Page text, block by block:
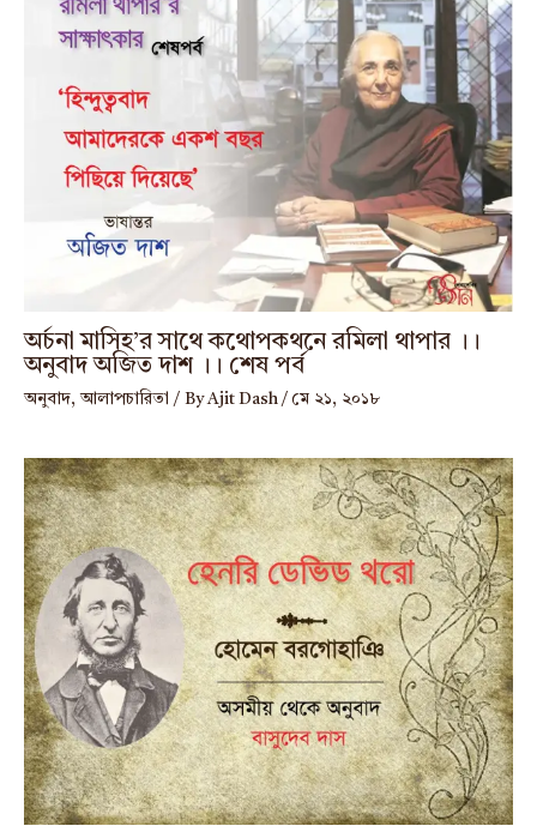
অর্চনা মাসিহ’র সাথে কথোপকথনে রমিলা থাপার ।।
অনুবাদ অজিত দাশ ।। শেষ পর্ব
অনুবাদ,আলাপচারিতা / ByAjit Dash / মে ২১, ২০১৮